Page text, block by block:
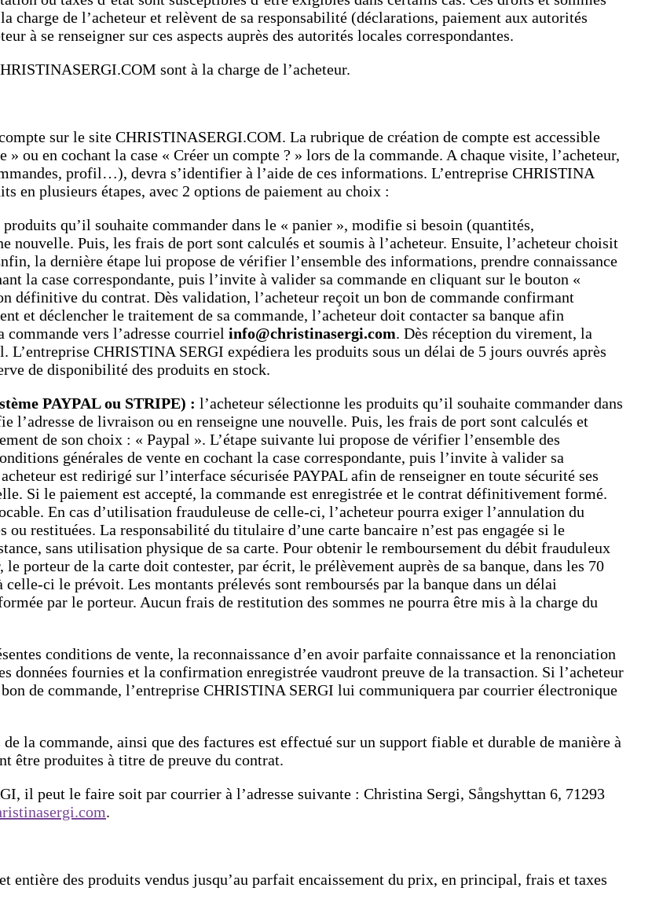
charge de l’acheteur et relèvent de sa responsabilité (déclarations, paiement aux autorités
à se renseigner sur ces aspects auprès des autorités locales correspondantes.
sont à la charge de l’acheteur.
sur le site CHRISTINASERGI.COM. La rubrique de création de compte est accessible
ou en cochant la case « Créer un compte ? » lors de la commande. A chaque visite, l’acheteur,
profil…), devra s’identifier à l’aide de ces informations. L’entreprise CHRISTINA
en plusieurs étapes, avec 2 options de paiement au choix :
produits qu’il souhaite commander dans le « panier », modifie si besoin (quantités,
Puis, les frais de port sont calculés et soumis à l’acheteur. Ensuite, l’acheteur choisit
la dernière étape lui propose de vérifier l’ensemble des informations, prendre connaissance
la case correspondante, puis l’invite à valider sa commande en cliquant sur le bouton «
définitive du contrat. Dès validation, l’acheteur reçoit un bon de commande confirmant
et déclencher le traitement de sa commande, l’acheteur doit contacter sa banque afin
vers l’adresse courriel info@christinasergi.com. Dès réception du virement, la
L’entreprise CHRISTINA SERGI expédiera les produits sous un délai de 5 jours ouvrés après
de disponibilité des produits en stock.
PAYPAL ou STRIPE) : l’acheteur sélectionne les produits qu’il souhaite commander dans
de livraison ou en renseigne une nouvelle. Puis, les frais de port sont calculés et
de son choix : « Paypal ». L’étape suivante lui propose de vérifier l’ensemble des
générales de vente en cochant la case correspondante, puis l’invite à valider sa
est redirigé sur l’interface sécurisée PAYPAL afin de renseigner en toute sécurité ses
Si le paiement est accepté, la commande est enregistrée et le contrat définitivement formé.
En cas d’utilisation frauduleuse de celle-ci, l’acheteur pourra exiger l’annulation du
restituées. La responsabilité du titulaire d’une carte bancaire n’est pas engagée si le
sans utilisation physique de sa carte. Pour obtenir le remboursement du débit frauduleux
porteur de la carte doit contester, par écrit, le prélèvement auprès de sa banque, dans les 70
ci le prévoit. Les montants prélevés sont remboursés par la banque dans un délai
par le porteur. Aucun frais de restitution des sommes ne pourra être mis à la charge du
conditions de vente, la reconnaissance d’en avoir parfaite connaissance et la renonciation
données fournies et la confirmation enregistrée vaudront preuve de la transaction. Si l’acheteur
bon de commande, l’entreprise CHRISTINA SERGI lui communiquera par courrier électronique
la commande, ainsi que des factures est effectué sur un support fiable et durable de manière à
être produites à titre de preuve du contrat.
il peut le faire soit par courrier à l’adresse suivante : Christina Sergi, Sångshyttan 6, 71293
.
entière des produits vendus jusqu’au parfait encaissement du prix, en principal, frais et taxes